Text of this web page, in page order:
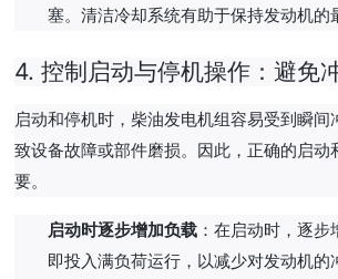
塞。清洁冷却系统有助于保持发动机的
4.控制启动与停机操作：避免
启动和停机时，柴油发电机组容易受到瞬间
致设备故障或部件磨损。因此，正确的启动
要。
启动时逐步增加负载 ：在启动时，逐
即投入满负荷运行，以减少对发动机的